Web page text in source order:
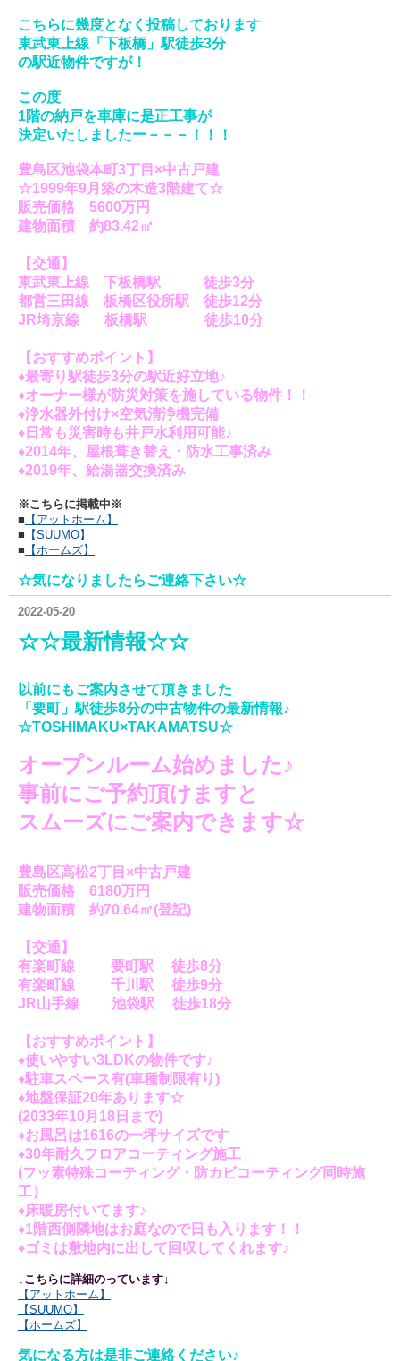
こちらに幾度となく投稿しております
東武東上線「下板橋」駅徒歩3分
の駅近物件ですが！
この度
1階の納戸を車庫に是正工事が
決定いたしましたー－－－！！！
豊島区池袋本町3丁目×中古戸建
☆1999年9月築の木造3階建て☆
販売価格 5600万円
建物面積 約83.42㎡
【交通】
東武東上線 下板橋駅 徒歩3分
都営三田線 板橋区役所駅 徒歩12分
JR埼京線 板橋駅 徒歩10分
【おすすめポイント】
♦最寄り駅徒歩3分の駅近好立地♪
♦オーナー様が防災対策を施している物件！！
♦浄水器外付け×空気清浄機完備
♦日常も災害時も井戸水利用可能♪
♦2014年、屋根葺き替え・防水工事済み
♦2019年、給湯器交換済み
※こちらに掲載中※
■ 【アットホーム】
■ 【SUUMO】
■ 【ホームズ】
☆気になりましたらご連絡下さい☆
2022-05-20
☆☆最新情報☆☆
以前にもご案内させて頂きました
「要町」駅徒歩8分の中古物件の最新情報♪
☆TOSHIMAKU×TAKAMATSU☆
オープンルーム始めました♪
事前にご予約頂けますと
スムーズにご案内できます☆
豊島区高松2丁目×中古戸建
販売価格 6180万円
建物面積 約70.64㎡(登記)
【交通】
有楽町線 要町駅 徒歩8分
有楽町線 千川駅 徒歩9分
JR山手線 池袋駅 徒歩18分
【おすすめポイント】
♦使いやすい3LDKの物件です♪
♦駐車スペース有(車種制限有り)
♦地盤保証20年あります☆
(2033年10月18日まで)
♦お風呂は1616の一坪サイズです
♦30年耐久フロアコーティング施工
(フッ素特殊コーティング・防カビコーティング同時施
工）
♦床暖房付いてます♪
♦1階西側隣地はお庭なので日も入ります！！
♦ゴミは敷地内に出して回収してくれます♪
↓こちらに詳細のっています↓
【アットホーム】
【SUUMO】
【ホームズ】
気になる方は是非ご連絡ください♪